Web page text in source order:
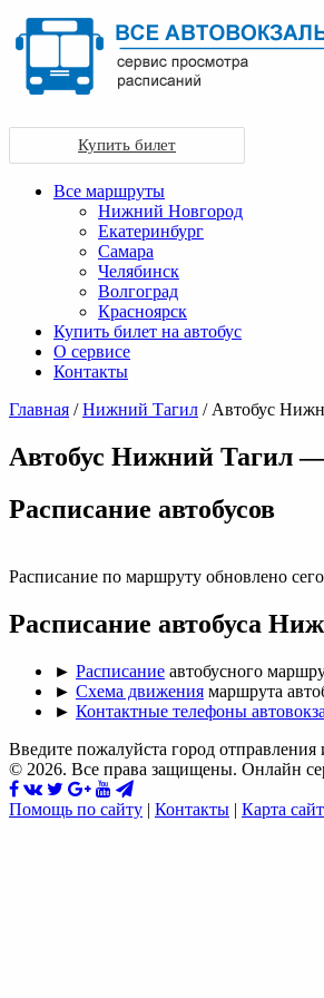
Купить билет
Все маршруты
Нижний Новгород
Екатеринбург
Самара
Челябинск
Волгоград
Красноярск
Купить билет на автобус
О сервисе
Контакты
Главная /Нижний Тагил / Автобус
Автобус Нижний Тагил
Раcписание автобусов
Расписание по маршруту обновлено
Расписание автобуса
► Расписание автобусного
► Схема движения маршрута
► Контактные телефоны
Введите пожалуйста город
© 2026. Все права защищены. Онлайн
Помощь по сайту | Контакты | Карта